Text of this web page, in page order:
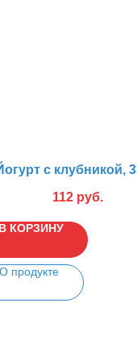
с клубникой,
112 руб.
В КОРЗИНУ
О продукте